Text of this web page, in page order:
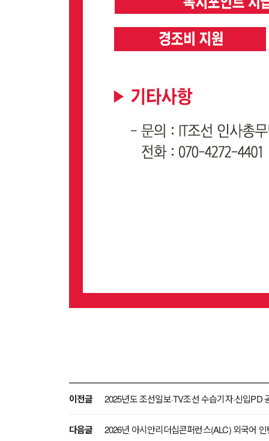
이전글 2025년도 조선일보·TV조선 수습기자·신입PD
다음글 2026년 아시안리더십콘퍼런스(ALC) 외국어